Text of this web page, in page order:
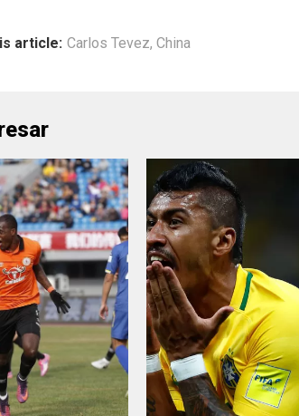
article: Carlos Tevez, China